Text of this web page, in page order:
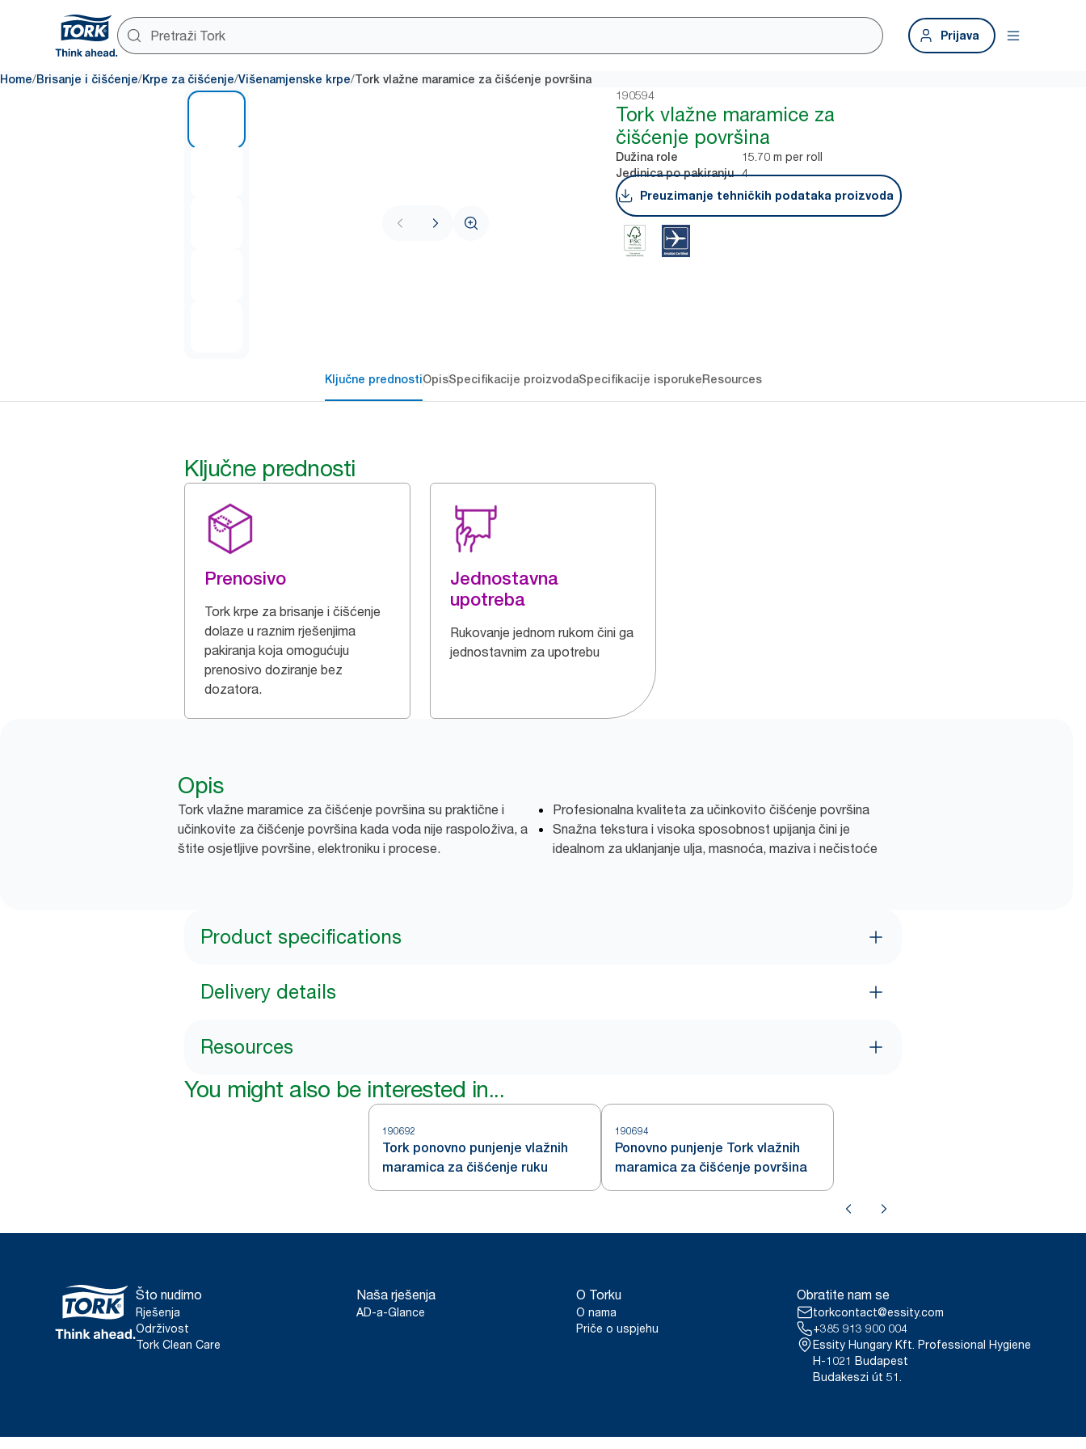
Prijava
Home/Brisanje i čišćenje/Krpe za čišćenje/Višenamjenske krpe/Tork vlažne maramice za čišćenje površina
190594
Tork vlažne maramice za
čišćenje površina
Dužina role 15.70 m per roll
Jedinica po pakiranju
4
Preuzimanje tehničkih podataka proizvoda
Ključne prednostiOpisSpecifikacije proizvodaSpecifikacije isporukeResources
Ključne prednosti
Prenosivo
Tork krpe za brisanje i čišćenje
dolaze u raznim rješenjima
pakiranja koja omogućuju
prenosivo doziranje bez
dozatora.
Jednostavna
upotreba
Rukovanje jednom rukom čini ga
jednostavnim za upotrebu
Opis
Tork vlažne maramice za čišćenje površina su praktične i
učinkovite za čišćenje površina kada voda nije raspoloživa, a
štite osjetljive površine, elektroniku i procese.
Profesionalna kvaliteta za učinkovito čišćenje površina
Snažna tekstura i visoka sposobnost upijanja čini je
idealnom za uklanjanje ulja, masnoća, maziva i nečistoće
Product specifications
Delivery details
Resources
You might also be interested in...
190692
Tork ponovno punjenje vlažnih
maramica za čišćenje ruku
190694
Ponovno punjenje Tork vlažnih
maramica za čišćenje površina
Što nudimo
Rješenja
Održivost
Tork Clean Care
Naša rješenja
AD-a-Glance
O Torku
O nama
Priče o uspjehu
Obratite nam se
torkcontact@essity.com
+385 913 900 004
Essity Hungary Kft. Professional Hygiene
H-1021 Budapest
Budakeszi út 51.